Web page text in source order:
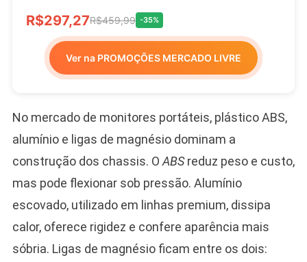
R$297,27R$459,99 -35%
Ver na PROMOÇÕES MERCADO LIVRE
No mercado de monitores portáteis, plástico ABS,
alumínio e ligas de magnésio dominam a
construção dos chassis. O ABSreduz peso e custo,
mas pode flexionar sob pressão. Alumínio
escovado, utilizado em linhas premium, dissipa
calor, oferece rigidez e confere aparência mais
sóbria. Ligas de magnésio ficam entre os dois: